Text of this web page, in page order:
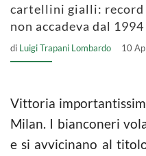
cartellini gialli: record
non accadeva dal 1994
di Luigi Trapani Lombardo 10
Vittoria
Milan. I bianconeri
e si avvicinano al